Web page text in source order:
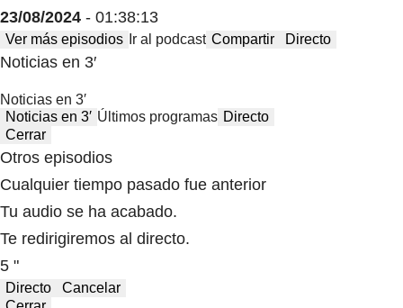
23/08/2024 - 01:38:13
Ver más episodios Ir al podcast Compartir Directo
Noticias en 3′
Noticias en 3′
Noticias en 3′ Últimos programas Directo
Cerrar
Otros episodios
Cualquier tiempo pasado fue anterior
Tu audio se ha acabado.
Te redirigiremos al directo.
5 "
Directo
Cancelar